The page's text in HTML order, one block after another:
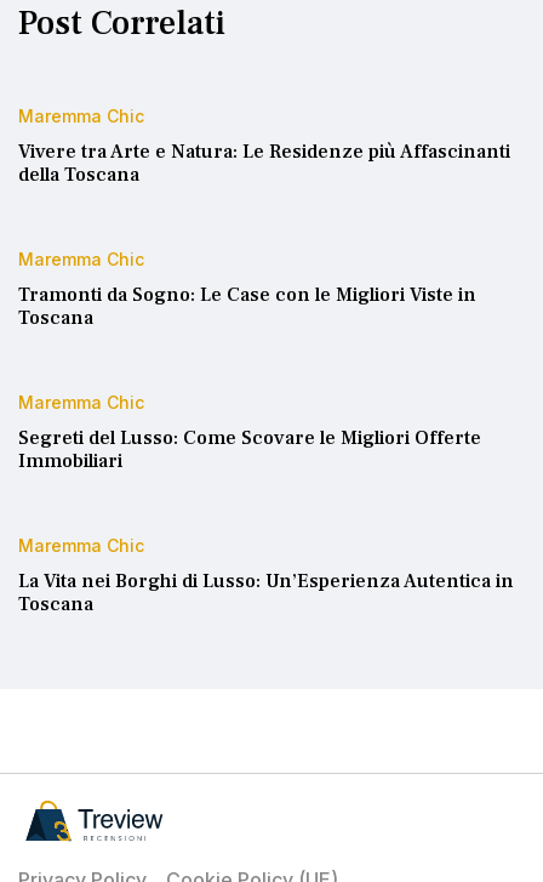
Post Correlati
Maremma Chic
Vivere tra Arte e Natura: Le Residenze più Affascinanti
della Toscana
Maremma Chic
Tramonti da Sogno: Le Case con le Migliori Viste in
Toscana
Maremma Chic
Segreti del Lusso: Come Scovare le Migliori Offerte
Immobiliari
Maremma Chic
La Vita nei Borghi di Lusso: Un’Esperienza Autentica in
Toscana